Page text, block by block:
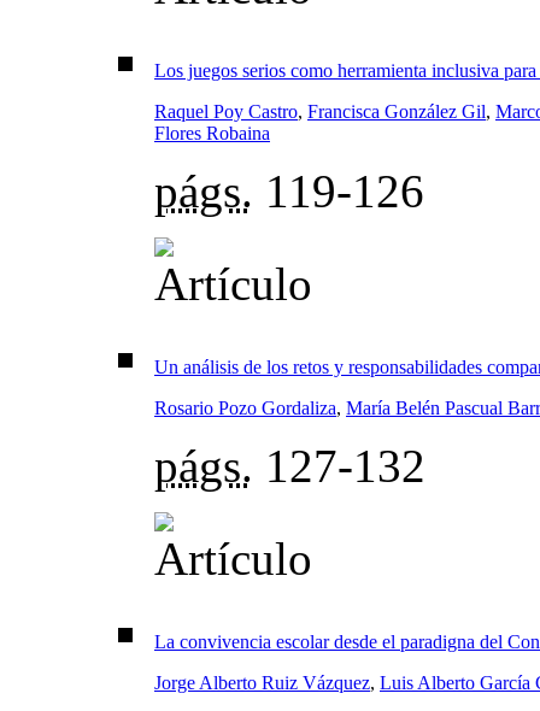
Los juegos serios como herramienta inclusiva
Raquel Poy Castro, Francisca González Gil,
Flores Robaina
págs. 119-126
Un análisis de los retos y responsabilidades
Rosario Pozo Gordaliza, María Belén Pascual
págs. 127-132
La convivencia escolar desde el paradigna del
Jorge Alberto Ruiz Vázquez, Luis Alberto García